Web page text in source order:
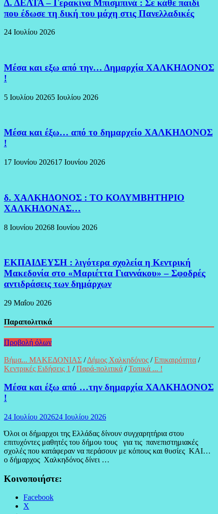
Δ. ΔΕΛΤΑ – Γερακίνα Μπισμπινά : Σε κάθε παιδί
που έδωσε τη δική του μάχη στις Πανελλαδικές
24 Ιουλίου 2026
Μέσα και εξω από την… Δημαρχία ΧΑΛΚΗΔΟΝΟΣ
!
5 Ιουλίου 20265 Ιουλίου 2026
Μέσα και έξω… από το δημαρχείο ΧΑΛΚΗΔΟΝΟΣ
!
17 Ιουνίου 202617 Ιουνίου 2026
δ. ΧΑΛΚΗΔΟΝΟΣ : ΤΟ ΚΟΛΥΜΒΗΤΗΡΙΟ
ΧΑΛΚΗΔΟΝΑΣ…
8 Ιουνίου 20268 Ιουνίου 2026
ΕΚΠΑΙΔΕΥΣΗ : λιγότερα σχολεία η Κεντρική
Μακεδονία στο «Μαριέττα Γιαννάκου» – Σφοδρές
αντιδράσεις των δημάρχων
29 Μαΐου 2026
Παραπολιτικά
Προβολή όλων
Βήμα... ΜΑΚΕΔΟΝΙΑΣ /Δήμος Χαλκηδόνος /Επικαιρότητα /
Κεντρικές Ειδήσεις 1 /Παρά-πολιτικά /Τοπικά ... !
Μέσα και έξω από …την δημαρχία ΧΑΛΚΗΔΟΝΟΣ
!
24 Ιουλίου 202624 Ιουλίου 2026
Όλοι οι δήμαρχοι της Ελλάδας δίνουν συγχαρητήρια στου
επιτυχόντες μαθητές του δήμου τους για τις πανεπιστημιακές
σχολές που κατάφεραν να περάσουν με κόπους και θυσίες ΚΑΙ…
ο δήμαρχος Χαλκηδόνος δίνει …
Κοινοποιήστε:
Facebook
X